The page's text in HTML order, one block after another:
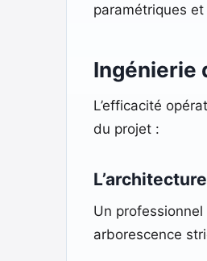
paramétriques
Ingénierie
L’efficacité
du projet :
Un
arborescence